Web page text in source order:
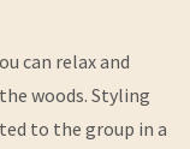
can relax and
woods. Styling
to the group in a